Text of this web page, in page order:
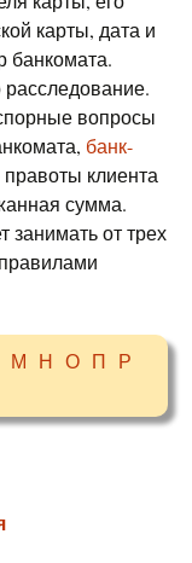
карты, дата и
банкомата.
вопросы
банк-
клиента
сумма.
занимать от трех
М Н О П Р